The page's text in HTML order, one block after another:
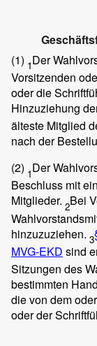
(1) 1Der
Vorsitzenden
oder die
Hinzuziehung
älteste Mitglied
nach der
(2) 1Der
Beschluss mit
Mitglieder. 2Bei
hinzuzuziehen. 3
MVG-EKD sind
Sitzungen des
bestimmten
die von dem
oder der